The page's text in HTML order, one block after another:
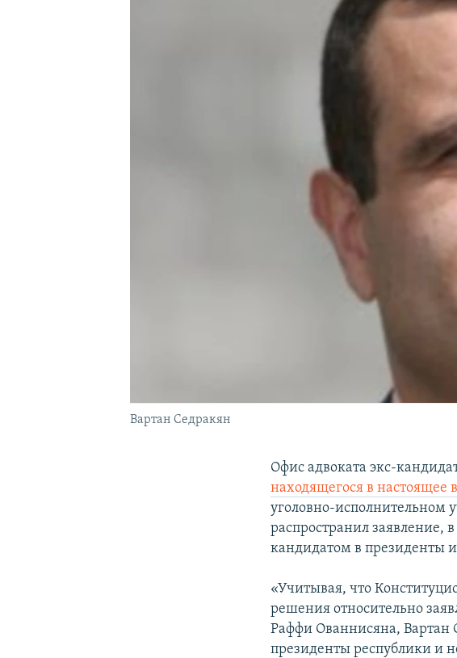
Вартан Седракян
Офис адвоката экс-
находящегося в
уголовно-исполнительном
распространил заявление,
кандидатом в президенты
«Учитывая, что
решения относительно
Раффи Ованнисяна, Вартан
президенты республики и